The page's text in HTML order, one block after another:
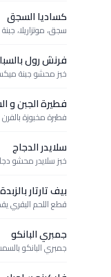
كساديا السجق
سجق، موتزاريلا،
فرنش رول
خبز محشو جبنة
فطيرة الجبن و
فطيرة مخبوزة
سلايدر الدجاج
خبز سلايدر محشو
بيف تارتار بالزبدة
قطع اللحم البقري
جمبري البانكو
جمبري البانكو